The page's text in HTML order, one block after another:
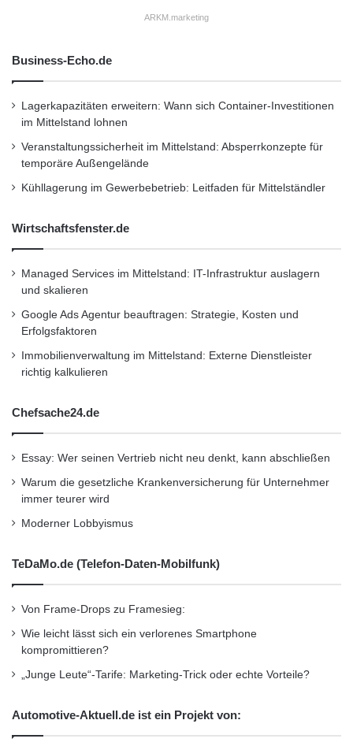
ARKM.marketing
Business-Echo.de
Lagerkapazitäten erweitern: Wann sich Container-Investitionen
im Mittelstand lohnen
Veranstaltungssicherheit im Mittelstand: Absperrkonzepte für
temporäre Außengelände
Kühllagerung im Gewerbebetrieb: Leitfaden für Mittelständler
Wirtschaftsfenster.de
Managed Services im Mittelstand: IT-Infrastruktur auslagern
und skalieren
Google Ads Agentur beauftragen: Strategie, Kosten und
Erfolgsfaktoren
Immobilienverwaltung im Mittelstand: Externe Dienstleister
richtig kalkulieren
Chefsache24.de
Essay: Wer seinen Vertrieb nicht neu denkt, kann abschließen
Warum die gesetzliche Krankenversicherung für Unternehmer
immer teurer wird
Moderner Lobbyismus
TeDaMo.de (Telefon-Daten-Mobilfunk)
Von Frame-Drops zu Framesieg:
Wie leicht lässt sich ein verlorenes Smartphone
kompromittieren?
„Junge Leute“-Tarife: Marketing-Trick oder echte Vorteile?
Automotive-Aktuell.de ist ein Projekt von: